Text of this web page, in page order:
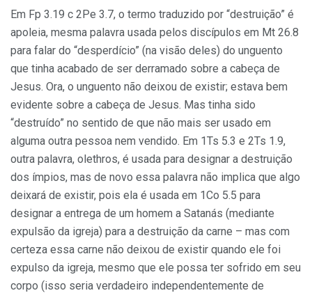
Em Fp 3.19 c 2Pe 3.7, o termo traduzido por “destruição” é
apoleia, mesma palavra usada pelos discípulos em Mt 26.8
para falar do “desperdício” (na visão deles) do unguento
que tinha acabado de ser derramado sobre a cabeça de
Jesus. Ora, o unguento não deixou de existir; estava bem
evidente sobre a cabeça de Jesus. Mas tinha sido
“destruído” no sentido de que não mais ser usado em
alguma outra pessoa nem vendido. Em 1Ts 5.3 e 2Ts 1.9,
outra palavra, olethros, é usada para designar a destruição
dos ímpios, mas de novo essa palavra não implica que algo
deixará de existir, pois ela é usada em 1Co 5.5 para
designar a entrega de um homem a Satanás (mediante
expulsão da igreja) para a destruição da carne – mas com
certeza essa carne não deixou de existir quando ele foi
expulso da igreja, mesmo que ele possa ter sofrido em seu
corpo (isso seria verdadeiro independentemente de